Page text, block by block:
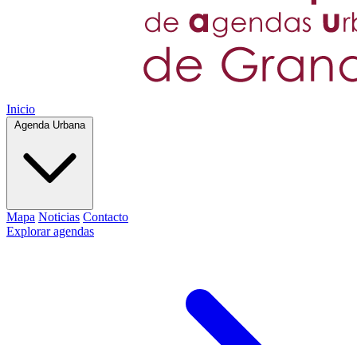
Inicio
Agenda Urbana
Mapa Noticias Contacto
Explorar agendas